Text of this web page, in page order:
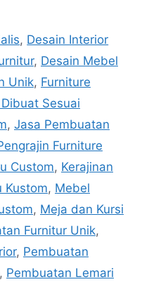
, Desain Interior
, Desain Mebel
Unik, Furniture
Sesuai
, Jasa Pembuatan
Furniture
Custom, Kerajinan
Kustom, Mebel
, Meja dan Kursi
Furnitur Unik,
, Pembuatan
, Pembuatan Lemari